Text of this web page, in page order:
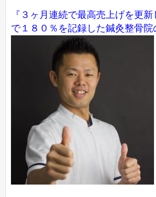
『３ヶ月連続で最高売上げを更
で１８０％を記録した鍼灸整骨院